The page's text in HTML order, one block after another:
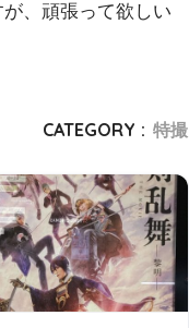
、頑張って欲しい
CATEGORY : 特撮